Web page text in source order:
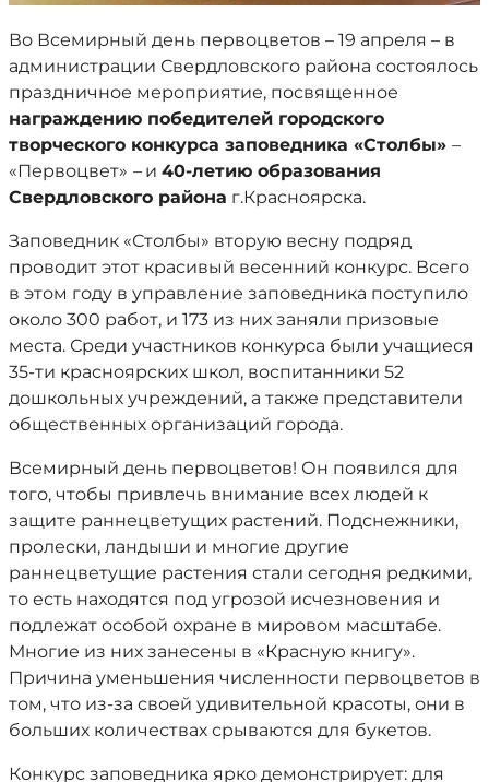
Во Всемирный день первоцветов – 19 апреля – в
администрации Свердловского района состоялось
праздничное мероприятие, посвященное
награждению победителей городского
творческого конкурса заповедника «Столбы» –
«Первоцвет» –и 40-летию образования
Свердловского района г.Красноярска.
Заповедник «Столбы» вторую весну подряд
проводит этот красивый весенний конкурс. Всего
в этом году в управление заповедника поступило
около 300 работ, и 173 из них заняли призовые
места. Среди участников конкурса были учащиеся
35-ти красноярских школ, воспитанники 52
дошкольных учреждений, а также представители
общественных организаций города.
Всемирный день первоцветов! Он появился для
того, чтобы привлечь внимание всех людей к
защите раннецветущих растений. Подснежники,
пролески, ландыши и многие другие
раннецветущие растения стали сегодня редкими,
то есть находятся под угрозой исчезновения и
подлежат особой охране в мировом масштабе.
Многие из них занесены в «Красную книгу».
Причина уменьшения численности первоцветов в
том, что из-за своей удивительной красоты, они в
больших количествах срываются для букетов.
Конкурс заповедника ярко демонстрирует: для